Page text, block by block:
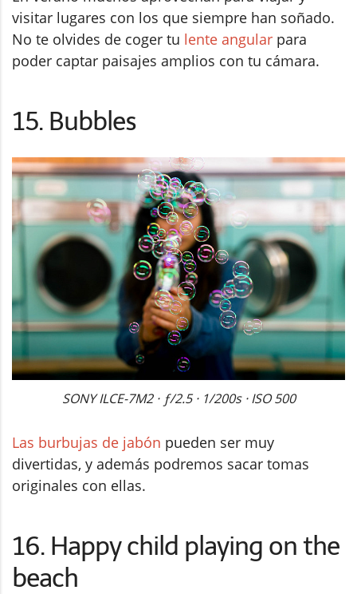
visitar lugares con los que siempre han soñado.
No te olvides de coger tu lente angular para
poder captar paisajes amplios con tu cámara.
15. Bubbles
SONY ILCE-7M2 · ƒ/2.5 · 1/200s · ISO 500
Las burbujas de jabón pueden ser muy
divertidas, y además podremos sacar tomas
originales con ellas.
16. Happy child playing on the
beach